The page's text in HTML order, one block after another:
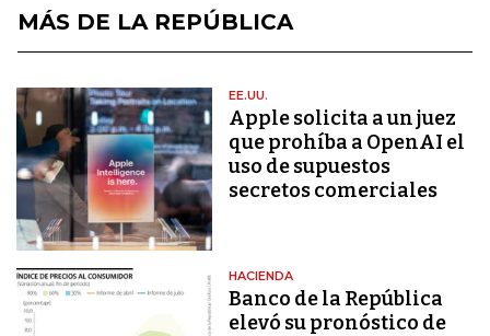
MÁS DE LA REPÚBLICA
EE.UU.
Apple solicita a un juez
que prohíba a OpenAI el
uso de supuestos
secretos comerciales
HACIENDA
Banco de la República
elevó su pronóstico de